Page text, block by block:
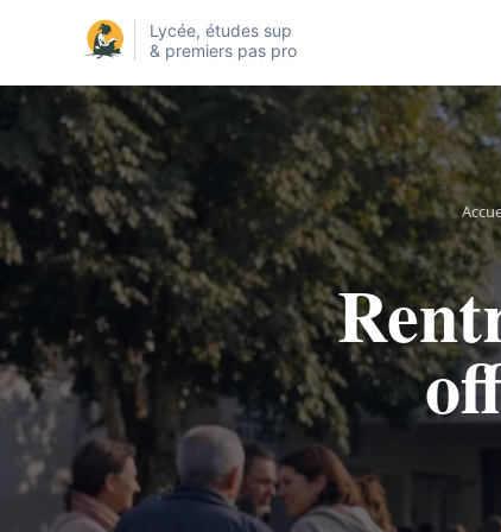
Lycée, études sup
& premiers pas pro